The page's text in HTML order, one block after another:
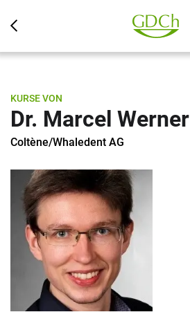
KURSE VON
Dr. Marcel Werner
Coltène/Whaledent AG